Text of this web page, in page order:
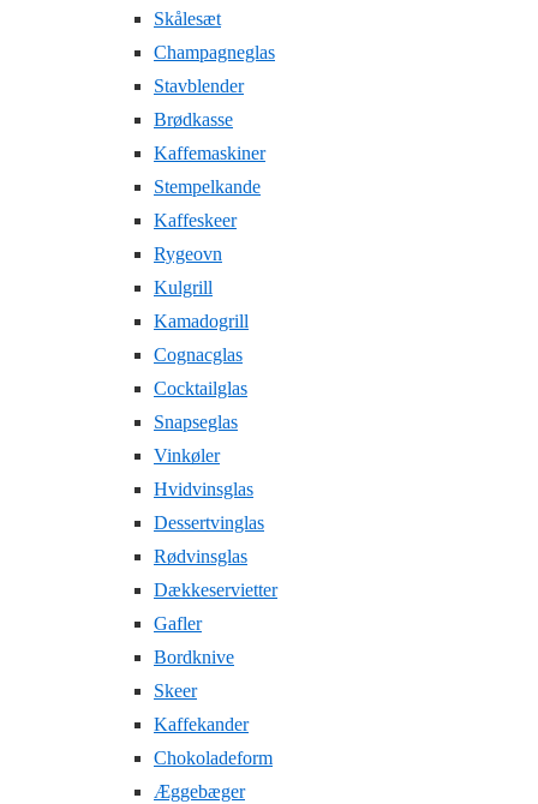
Skålesæt
Champagneglas
Stavblender
Brødkasse
Kaffemaskiner
Stempelkande
Kaffeskeer
Rygeovn
Kulgrill
Kamadogrill
Cognacglas
Cocktailglas
Snapseglas
Vinkøler
Hvidvinsglas
Dessertvinglas
Rødvinsglas
Dækkeservietter
Gafler
Bordknive
Skeer
Kaffekander
Chokoladeform
Æggebæger